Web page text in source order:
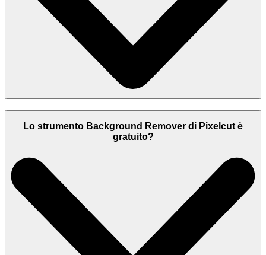
Lo strumento Background Remover di Pixelcut è
gratuito?